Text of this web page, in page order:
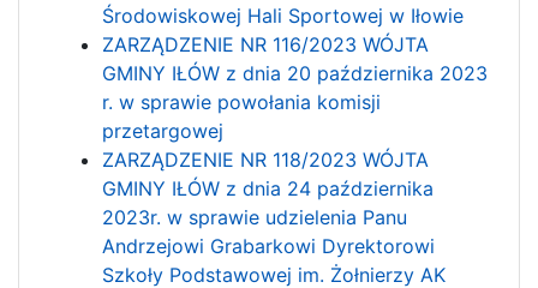
Środowiskowej Hali Sportowej w Iłowie
ZARZĄDZENIE NR 116/2023 WÓJTA
GMINY IŁÓW z dnia 20 października 2023
r. w sprawie powołania komisji
przetargowej
ZARZĄDZENIE NR 118/2023 WÓJTA
GMINY IŁÓW z dnia 24 października
2023r. w sprawie udzielenia Panu
Andrzejowi Grabarkowi Dyrektorowi
Szkoły Podstawowej im. Żołnierzy AK